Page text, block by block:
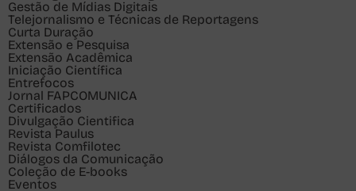
Gestão de Mídias Digitais
Telejornalismo e Técnicas de Reportagens
Curta Duração
Extensão e Pesquisa
Extensão Acadêmica
Iniciação Científica
Entrefocos
Jornal FAPCOMUNICA
Certificados
Divulgação Cientifica
Revista Paulus
Revista Comfilotec
Diálogos da Comunicação
Coleção de E-books
Eventos